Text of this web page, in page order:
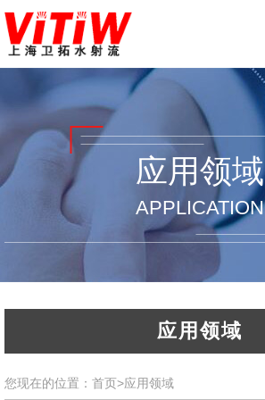
应用领域
APPLICATION
应用领域
您现在的位置： 首页>应用领域